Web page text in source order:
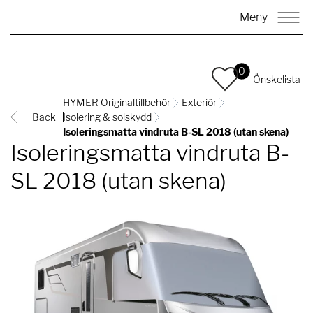
Meny
0
Önskelista
Back
HYMER Originaltillbehör
Exteriör
Isolering & solskydd
Isoleringsmatta vindruta B-SL 2018 (utan skena)
Isoleringsmatta vindruta B-
SL 2018 (utan skena)